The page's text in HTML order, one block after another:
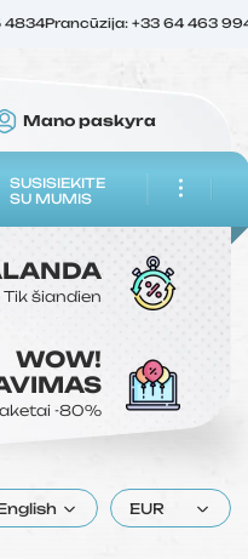
4834Prancūzija: +33 64 463
Mano paskyra
SUSISIEKITE
SU MUMIS
Tik šiandien
WOW!
-80%
EUR